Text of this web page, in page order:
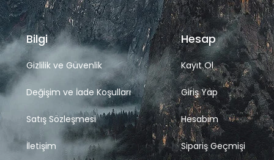
Bilgi
Gizlilik ve Güvenlik
Değişim ve İade Koşulları
Satış Sözleşmesi
İletişim
Hesap
Kayıt Ol
Giriş Yap
Hesabım
Sipariş Geçmişi